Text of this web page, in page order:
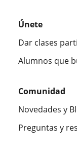
Únete
Dar clases
Alumnos que
Comunidad
Novedades y
Preguntas y